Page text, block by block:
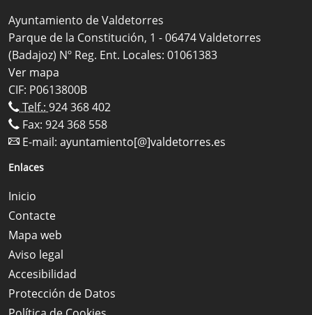
Ayuntamiento de Valdetorres
Parque de la Constitución, 1 - 06474 Valdetorres
(Badajoz) Nº Reg. Ent. Locales: 01061383
Ver mapa
CIF: P0613800B
Telf.: 924 368 402
Fax: 924 368 558
E-mail: ayuntamiento[@]valdetorres.es
Enlaces
Inicio
Contacte
Mapa web
Aviso legal
Accesibilidad
Protección de Datos